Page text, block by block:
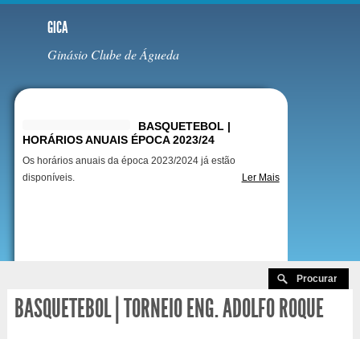
GICA
Ginásio Clube de Águeda
BASQUETEBOL |
HORÁRIOS ANUAIS ÉPOCA 2023/24
Os horários anuais da época 2023/2024 já estão
disponíveis.
Ler Mais
BASQUETEBOL | TORNEIO ENG. ADOLFO ROQUE